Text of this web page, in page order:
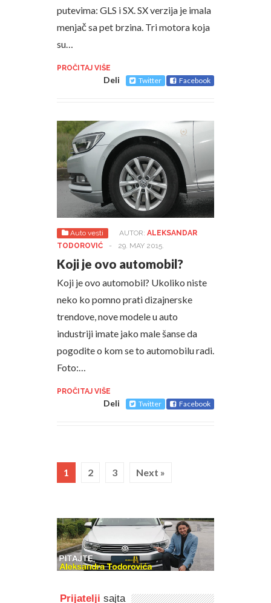
putevima: GLS i SX. SX verzija je imala
menjač sa pet brzina. Tri motora koja
su…
PROČITAJ VIŠE
Deli Twitter Facebook
Auto vesti AUTOR: ALEKSANDAR
TODOROVIĆ
- 29. MAY 2015.
Koji je ovo automobil?
Koji je ovo automobil? Ukoliko niste
neko ko pomno prati dizajnerske
trendove, nove modele u auto
industriji imate jako male šanse da
pogodite o kom se to automobilu radi.
Foto:…
PROČITAJ VIŠE
Deli Twitter Facebook
1 2 3 Next »
Prijatelji sajta